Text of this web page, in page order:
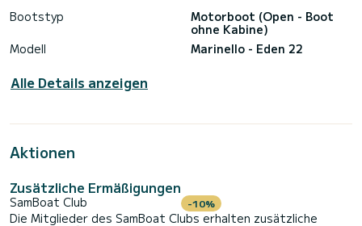
Bootstyp
Motorboot (Open - Boot
ohne Kabine)
Modell
Marinello - Eden 22
Alle Details anzeigen
Aktionen
Zusätzliche Ermäßigungen
SamBoat Club -10%
Die Mitglieder des SamBoat Clubs erhalten zusätzliche